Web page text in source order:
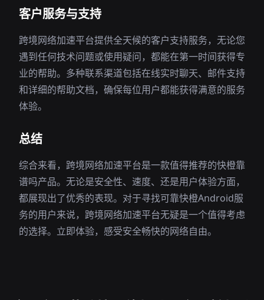
客户服务与支持
跨境网络加速平台提供全天候的客户支持服务，无论您
遇到任何技术问题或使用疑问，都能在第一时间获得专
业的帮助。多种联系渠道包括在线实时聊天、邮件支持
和详细的帮助文档，确保每位用户都能获得满意的服务
体验。
总结
综合来看，跨境网络加速平台是一款值得推荐的快橙靠
谱吗产品。无论是安全性、速度、还是用户体验方面，
都展现出了优秀的表现。对于寻找可靠快橙Android服
务的用户来说，跨境网络加速平台无疑是一个值得考虑
的选择。立即体验，感受安全畅快的网络自由。